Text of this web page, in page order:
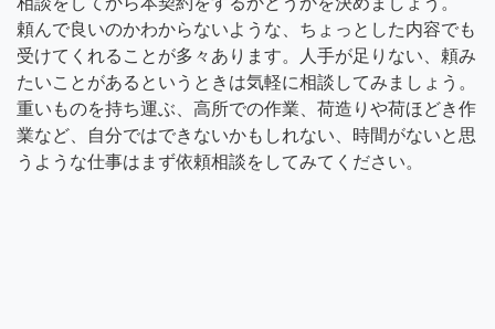
頼んで良いのかわからないような、ちょっとした内容でも
受けてくれることが多々あります。人手が足りない、頼み
たいことがあるというときは気軽に相談してみましょう。
重いものを持ち運ぶ、高所での作業、荷造りや荷ほどき作
業など、自分ではできないかもしれない、時間がないと思
うような仕事はまず依頼相談をしてみてください。